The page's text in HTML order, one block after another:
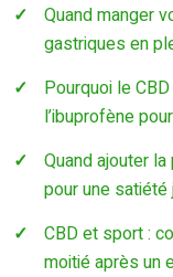
Quand manger
gastriques en
Pourquoi le
l’ibuprofène
Quand ajouter
pour une satiété
CBD et sport :
moitié après un